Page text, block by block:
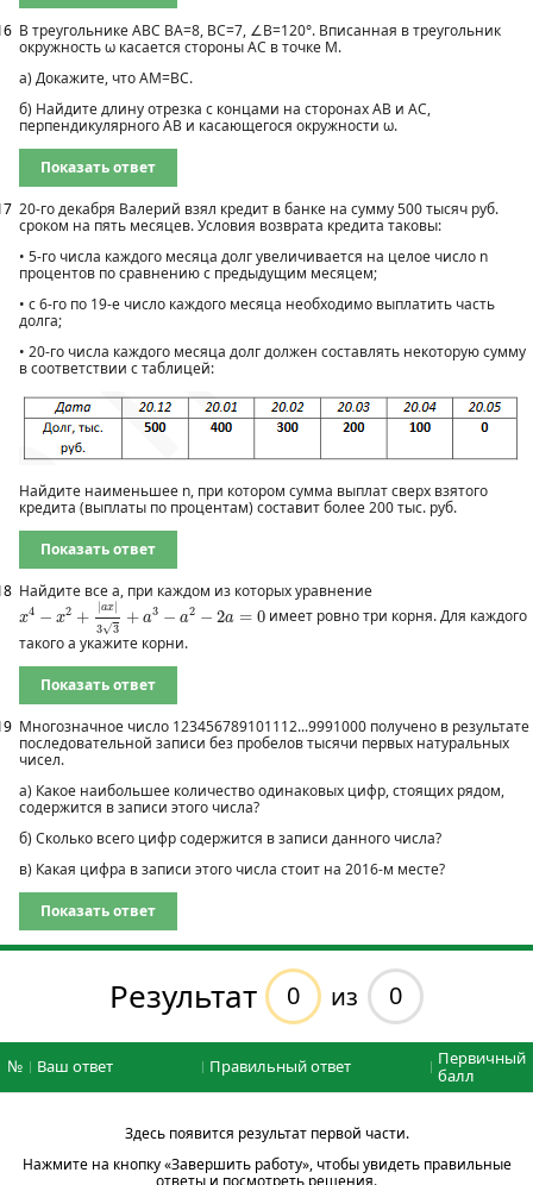
В треугольнике АВС ВА=8, ВС=7, ∠B=120°. Вписанная в треугольник
окружность ω касается стороны АС в точке М.
а) Докажите, что АМ=ВС.
б) Найдите длину отрезка с концами на сторонах АВ и АС,
перпендикулярного АВ и касающегося окружности ω.
Показать ответ
20‐го декабря Валерий взял кредит в банке на сумму 500 тысяч руб.
сроком на пять месяцев. Условия возврата кредита таковы:
• 5-го числа каждого месяца долг увеличивается на целое число n
процентов по сравнению с предыдущим месяцем;
• с 6‐го по 19‐е число каждого месяца необходимо выплатить часть
долга;
• 20‐го числа каждого месяца долг должен составлять некоторую сумму
в соответствии с таблицей:
Найдите наименьшее n, при котором сумма выплат сверх взятого
кредита (выплаты по процентам) составит более 200 тыс. руб.
Показать ответ
Найдите все а, при каждом из которых уравнение
x4 − x2 + ax|
3√3
+ a3 − a2 − 2a = 0
x4−x2+|ax|3 3+a3−a2−2 a= 0
имеет ровно три корня. Для каждого
такого а укажите корни.
Показать ответ
Многозначное число 123456789101112...9991000 получено в результате
последовательной записи без пробелов тысячи первых натуральных
чисел.
а) Какое наибольшее количество одинаковых цифр, стоящих рядом,
содержится в записи этого числа?
б) Сколько всего цифр содержится в записи данного числа?
в) Какая цифра в записи этого числа стоит на 2016‐м месте?
Показать ответ
Результат 0 из 0
№ Ваш ответ Правильный ответ
Первичный
балл
Здесь появится результат первой части.
Нажмите на кнопку «Завершить работу», чтобы увидеть правильные